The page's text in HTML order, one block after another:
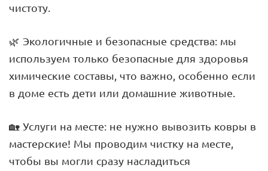
чистоту.
🌿 Экологичные и безопасные средства: мы
используем только безопасные для здоровья
химические составы, что важно, особенно если
в доме есть дети или домашние животные.
🏡 Услуги на месте: не нужно вывозить ковры в
мастерские! Мы проводим чистку на месте,
чтобы вы могли сразу насладиться